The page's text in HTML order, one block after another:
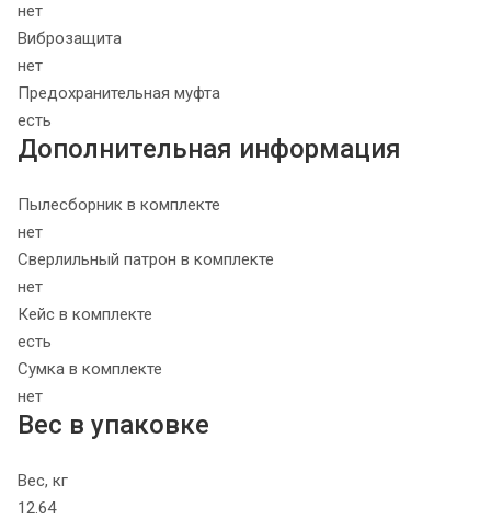
нет
Виброзащита
нет
Предохранительная муфта
есть
Дополнительная информация
Пылесборник в комплекте
нет
Сверлильный патрон в комплекте
нет
Кейс в комплекте
есть
Сумка в комплекте
нет
Вес в упаковке
Вес, кг
12.64